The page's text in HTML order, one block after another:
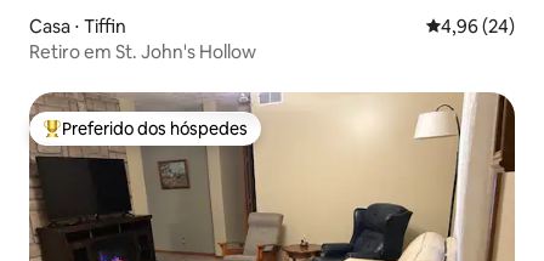
Casa ⋅ Tiffin 4,96 de uma
4,96 (24)
Retiro em St. John's Hollow
Entre os melhores preferidos dos hóspedes
Preferido dos hóspedes